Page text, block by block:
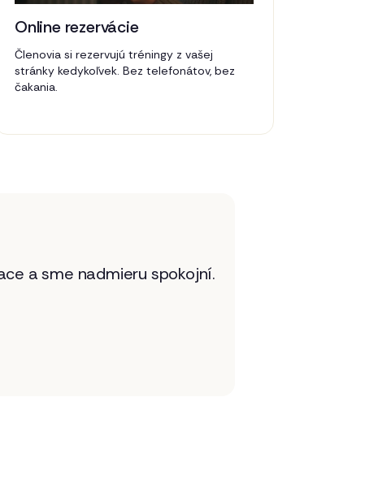
Online rezervácie
Členovia si rezervujú tréningy z vašej
stránky kedykoľvek. Bez telefonátov, bez
čakania.
a sme nadmieru spokojní.